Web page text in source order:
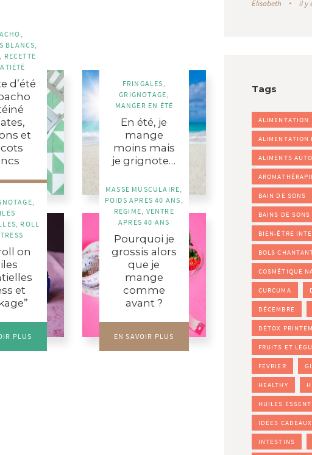
BLANCS
RECETTE
d’été
et
FRINGALES
GRIGNOTAGE
MANGER EN ÉTÉ
En été, je
mange
moins mais
je grignote…
EN SAVOIR PLUS
,
, ROLL
on
et
PLUS
MASSE MUSCULAIRE,
POIDS APRÈS 40 ANS ,
RÉGIME, VENTRE
APRÈS 40 ANS
Pourquoi je
grossis alors
que je
mange
comme
avant ?
EN SAVOIR PLUS
Elisabeth il y
Tags
ALIMENTATION
ALIMENTATION
ALIMENTS
BAIN DE SONS
BAINS DE SONS
BIEN-ÊTRE
BOLS
COSMÉTIQUE
CURCUMA
DÉCEMBRE
DÉTOX
FRUITS ET
FÉVRIER
HEALTHY
HUILES
IDÉES CADEAUX
INTESTINS